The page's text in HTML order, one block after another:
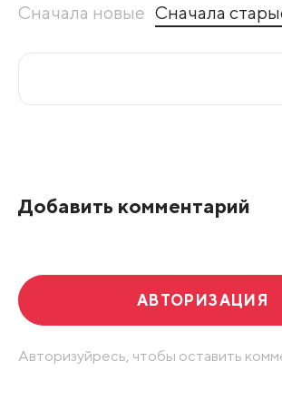
Сначала новые Сначала
Добавить комментарий
АВТОРИЗАЦИЯ
Авторизуйресь, чтобы оставить